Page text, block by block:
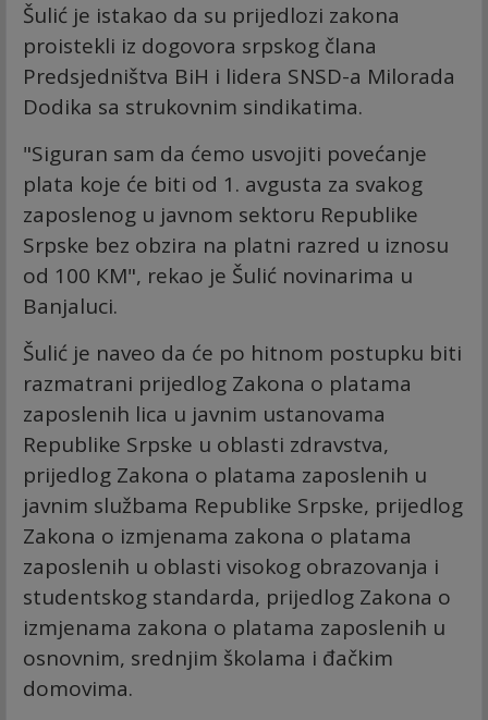
Šulić je istakao da su prijedlozi zakona
proistekli iz dogovora srpskog člana
Predsjedništva BiH i lidera SNSD-a Milorada
Dodika sa strukovnim sindikatima.
"Siguran sam da ćemo usvojiti povećanje
plata koje će biti od 1. avgusta za svakog
zaposlenog u javnom sektoru Republike
Srpske bez obzira na platni razred u iznosu
od 100 КM", rekao je Šulić novinarima u
Banjaluci.
Šulić je naveo da će po hitnom postupku biti
razmatrani prijedlog Zakona o platama
zaposlenih lica u javnim ustanovama
Republike Srpske u oblasti zdravstva,
prijedlog Zakona o platama zaposlenih u
javnim službama Republike Srpske, prijedlog
Zakona o izmjenama zakona o platama
zaposlenih u oblasti visokog obrazovanja i
studentskog standarda, prijedlog Zakona o
izmjenama zakona o platama zaposlenih u
osnovnim, srednjim školama i đačkim
domovima.